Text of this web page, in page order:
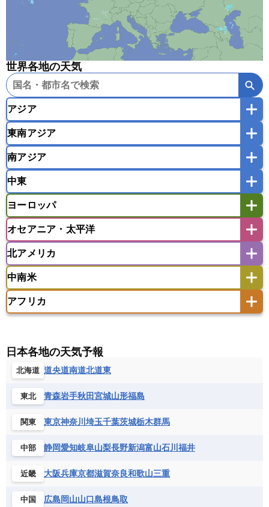
世界各地の天気
アジア
韓国
モンゴル
東南アジア
インドネシア
マレーシア
ミャンマー
ラオス人民民主共和国
東ティモール民主共和国
南アジア
バングラデシュ
モルディブ
中東
アフガニスタン
イスラエル
ウズベキスタン
オマーン
カザフスタン
カタール
キプロス
キルギス
タジキスタン
バーレーン
ヨルダン レバノン
ヨーロッパ
アイスランド
アゼルバイジャン
イギリス
イタリア
ウクライナ
エストニア
オランダ
オーストリア
ギリシャ
スロバキア
スロベニア共和国
チェコ
デンマーク
フランス
ベルギー
ボスニア・ヘルツェゴビナ
モナコ公国
モルドバ
モンテネグロ
ラトビア
リトアニア
リヒテンシュタイン
オセアニア・太平洋
アメリカ領サモア
サモア独立国
ソロモン諸島
タヒチ
ツバル
トンガ ナウル共和国
ニウエ
バヌアツ
パプアニューギニア
ワリス・フテュナ
北アメリカ
バーミューダ諸島
中南米
アメリカ領バージン諸島
キューバ
グアテマラ
グレナダ
ケイマン諸島
コロンビア
ジャマイカ
セントクリストファー・ネービス
セントビンセント及びグレナディーン諸島
セントルシア
チリ
トリニダード・トバゴ
ドミニカ共和国
ニカラグア共和国
ハイチ共和国
バルバドス
パナマ
アフリカ
エジプト
エスワティニ王国
エリトリア国
カメルーン
ギニアビサウ共和国
ケニア
コンゴ共和国
コンゴ民主共和国
コートジボワール
サントメ・プリンシペ民主共和国
ザンビア共和国
シエラレオネ共和国
ジブチ共和国
ジンバブエ
セントヘレナ諸島
セーシェル
日本各地の天気予報
北海道 道央道南道北道東
東北 青森岩手秋田宮城山形福島
関東 東京神奈川 埼玉千葉茨城栃木群馬
中部 静岡愛知岐阜山梨長野新潟富山石川 福井
近畿 大阪兵庫京都滋賀奈良和歌山三重
中国 広島岡山山口島根鳥取